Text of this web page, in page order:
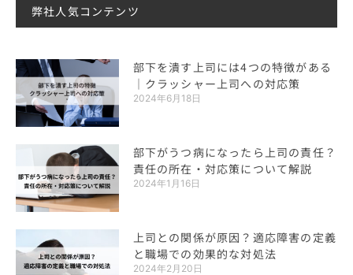
弊社人気コンテンツ
部下を潰す上司には4つの特徴がある
｜クラッシャー上司への対応策
2024年6月18日
部下がうつ病になったら上司の責任？
責任の所在・対応策について解説
2024年1月16日
上司との関係が原因？適応障害の定義
と職場での効果的な対処法
2024年2月20日